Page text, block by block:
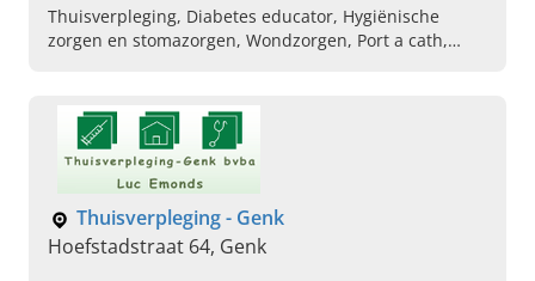
Thuisverpleging, Diabetes educator, Hygiënische
zorgen en stomazorgen, Wondzorgen, Port a cath,
Thuisverpleging - Genk
Hoefstadstraat 64, Genk